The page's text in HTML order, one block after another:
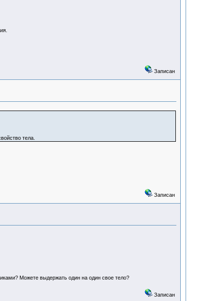
Записан
тела.
Записан
Можете выдержать один на один свое тело?
Записан